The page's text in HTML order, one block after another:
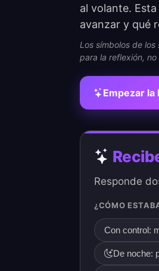
al volante.
avanzar y qué
Los símbolos de
para la reflexión,
Empezar
Responde
¿CÓMO
Con control:
De noche: